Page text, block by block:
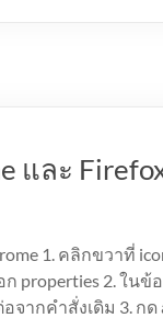
และ
1. คลิกขวาที่
ก properties 2. ในข้
อจากคำสั่งเดิม 3. ก